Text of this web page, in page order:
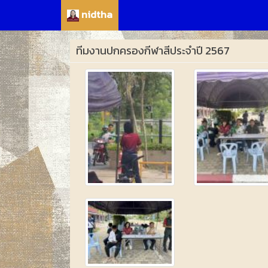
nidtha
ทีมงานปกครองกีฬาสีประจำปี 2567